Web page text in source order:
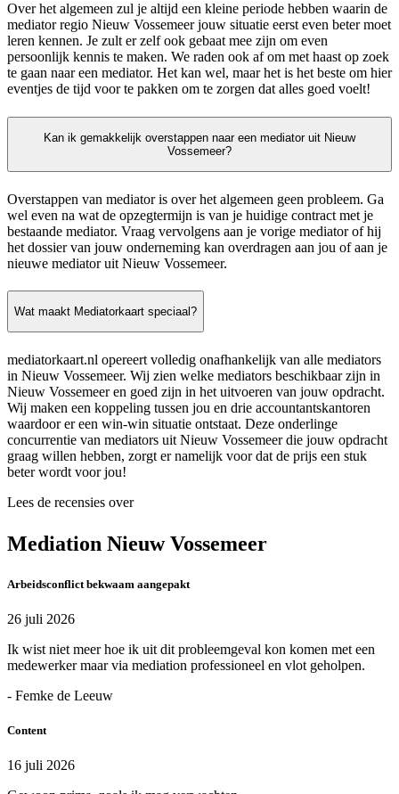
Over het algemeen zul je altijd een kleine periode hebben waarin de
mediator regio Nieuw Vossemeer jouw situatie eerst even beter moet
leren kennen. Je zult er zelf ook gebaat mee zijn om even
persoonlijk kennis te maken. We raden ook af om met haast op zoek
te gaan naar een mediator. Het kan wel, maar het is het beste om hier
eventjes de tijd voor te pakken om te zorgen dat alles goed voelt!
Kan ik gemakkelijk overstappen naar een mediator uit Nieuw
Vossemeer?
Overstappen van mediator is over het algemeen geen probleem. Ga
wel even na wat de opzegtermijn is van je huidige contract met je
bestaande mediator. Vraag vervolgens aan je vorige mediator of hij
het dossier van jouw onderneming kan overdragen aan jou of aan je
nieuwe mediator uit Nieuw Vossemeer.
Wat maakt Mediatorkaart speciaal?
mediatorkaart.nl opereert volledig onafhankelijk van alle mediators
in Nieuw Vossemeer. Wij zien welke mediators beschikbaar zijn in
Nieuw Vossemeer en goed zijn in het uitvoeren van jouw opdracht.
Wij maken een koppeling tussen jou en drie accountantskantoren
waardoor er een win-win situatie ontstaat. Deze onderlinge
concurrentie van mediators uit Nieuw Vossemeer die jouw opdracht
graag willen hebben, zorgt er namelijk voor dat de prijs een stuk
beter wordt voor jou!
Lees de recensies over
Mediation Nieuw Vossemeer
Arbeidsconflict bekwaam aangepakt
26 juli 2026
Ik wist niet meer hoe ik uit dit probleemgeval kon komen met een
medewerker maar via mediation professioneel en vlot geholpen.
- Femke de Leeuw
Content
16 juli 2026